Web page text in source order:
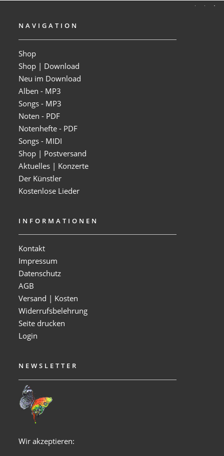
NAVIGATION
Shop
Shop | Download
Neu im Download
Alben - MP3
Songs - MP3
Noten - PDF
Notenhefte - PDF
Songs - MIDI
Shop | Postversand
Aktuelles | Konzerte
Der Künstler
Kostenlose Lieder
INFORMATIONEN
Kontakt
Impressum
Datenschutz
AGB
Versand | Kosten
Widerrufsbelehrung
Seite drucken
Login
NEWSLETTER
Wir akzeptieren: